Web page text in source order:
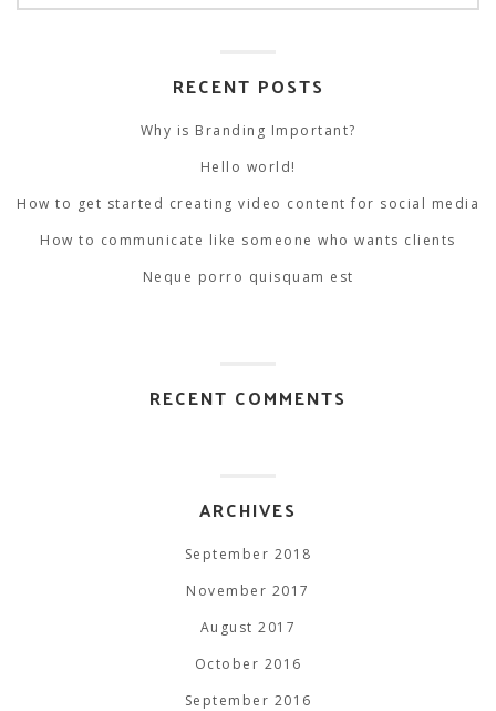
for:
RECENT POSTS
Why is Branding Important?
Hello world!
How to get started creating video content for social media
How to communicate like someone who wants clients
Neque porro quisquam est
RECENT COMMENTS
ARCHIVES
September 2018
November 2017
August 2017
October 2016
September 2016